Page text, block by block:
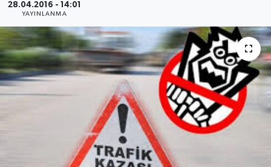
28.04.2016 - 14:01
YAYINLANMA
Magazin
Haber Arşivi